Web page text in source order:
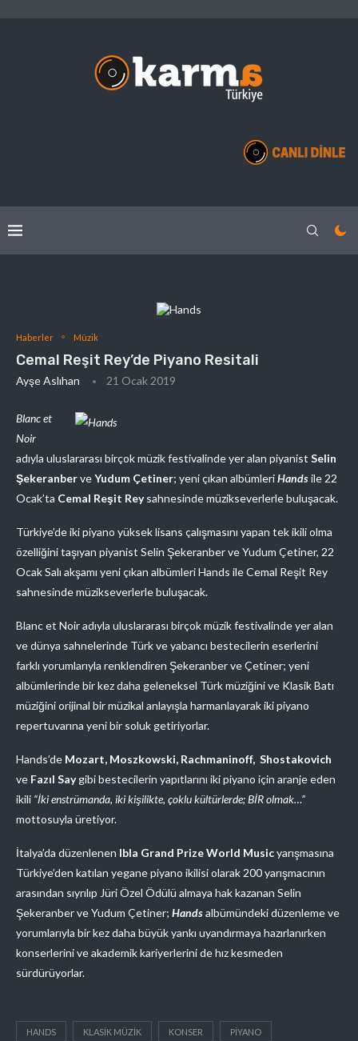
Haberler Müzik
Cemal Reşit Rey’de Piyano Resitali
Ayşe Aslıhan 21 Ocak 2019
Blanc et
Noir
adıyla uluslararası birçok müzik festivalinde yer alan piyanist Selin
ŞekeranberveYudum Çetiner; yeni çıkan albümleriHandsile 22
Ocak’ta Cemal Reşit Reysahnesinde müzikseverlerle buluşacak.
Türkiye’de iki piyano yüksek lisans çalışmasını yapan tek ikili olma
özelliğini taşıyan piyanist Selin Şekeranber ve Yudum Çetiner, 22
Ocak Salı akşamı yeni çıkan albümleri Hands ile Cemal Reşit Rey
sahnesinde müzikseverlerle buluşacak.
Blanc et Noir adıyla uluslararası birçok müzik festivalinde yer alan
ve dünya sahnelerinde Türk ve yabancı bestecilerin eserlerini
farklı yorumlarıyla renklendiren Şekeranber ve Çetiner; yeni
albümlerinde bir kez daha geleneksel Türk müziğini ve Klasik Batı
müziğini orijinal bir müzikal anlayışla harmanlayarak iki piyano
repertuvarına yeni bir soluk getiriyorlar.
Hands’de Mozart, Moszkowski, Rachmaninoff, Shostakovich
ve Fazıl Saygibi bestecilerin yapıtlarını iki piyano için aranje eden
ikili “İki enstrümanda, iki kişilikte, çoklu kültürlerde; BİR olmak…”
mottosuyla üretiyor.
İtalya’da düzenlenen Ibla Grand Prize World Musicyarışmasına
Türkiye’den katılan yegane piyano ikilisi olarak 200 yarışmacının
arasından sıyrılıp Jüri Özel Ödülü almaya hak kazanan Selin
Şekeranber ve Yudum Çetiner; Handsalbümündeki düzenleme ve
yorumlarıyla bir kez daha büyük yankı uyandırmaya hazırlanırken
konserlerini ve akademik kariyerlerini de hız kesmeden
sürdürüyorlar.
HANDS KLASIK MÜZIK KONSER PIYANO